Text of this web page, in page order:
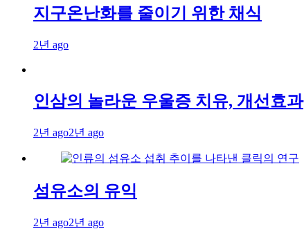
지구온난화를 줄이기 위한 채식
2년 ago
인삼의 놀라운 우울증 치유, 개선효과
2년 ago2년 ago
섬유소의 유익
2년 ago2년 ago